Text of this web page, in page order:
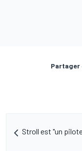
Partager
Stroll est "un